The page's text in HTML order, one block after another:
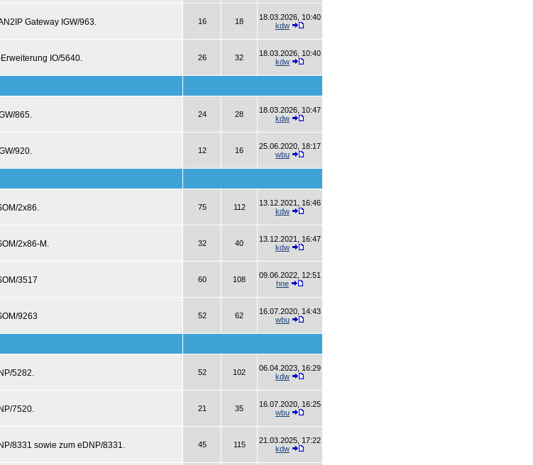
Gateway IGW/963. 16 18
18.03.2026, 10:40
kdw
IO/5640. 26 32
18.03.2026, 10:40
kdw
865. 24 28
18.03.2026, 10:47
kdw
920. 12 16
25.06.2020, 18:17
wbu
2x86. 75 112
13.12.2021, 16:46
kdw
2x86-M. 32 40
13.12.2021, 16:47
kdw
3517 60 108
09.06.2022, 12:51
hne
9263 52 62
16.07.2020, 14:43
wbu
5282. 52 102
06.04.2023, 16:29
kdw
7520. 21 35
16.07.2020, 16:25
wbu
8331 sowie zum eDNP/8331. 45 115
21.03.2025, 17:22
kdw